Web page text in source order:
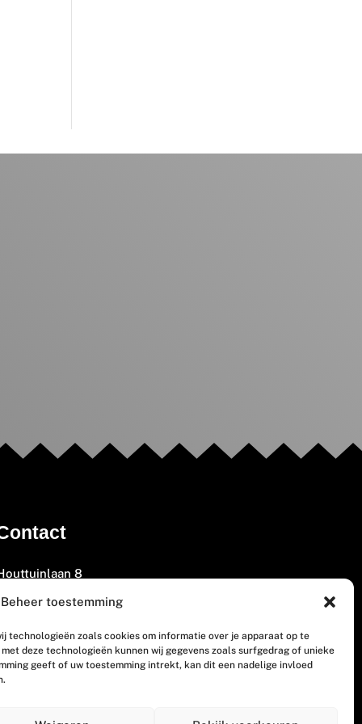
Beheer toestemming
technologieën zoals cookies om informatie over je apparaat op te
deze technologieën kunnen wij gegevens zoals surfgedrag of unieke
geeft of uw toestemming intrekt, kan dit een nadelige invloed
8
3447 GM Woerden
(0348) 405 200
disclaimer en copyright